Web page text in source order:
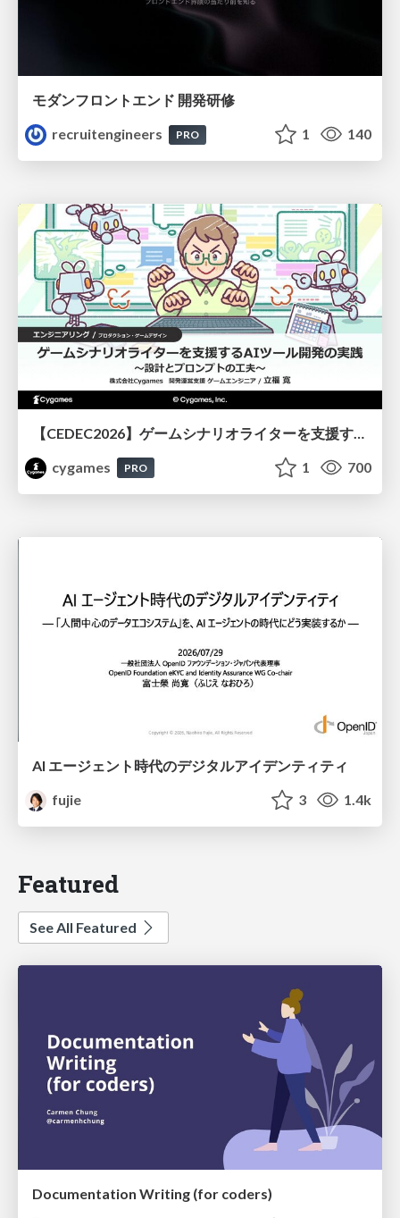
モダンフロントエンド 開発研修
recruitengineers
PRO 1 140
cygames
PRO 1 700
AI エージェント時代のデジタルアイデンティティ
fujie
3 1.4k
Featured
See All Featured
Documentation Writing (for coders)